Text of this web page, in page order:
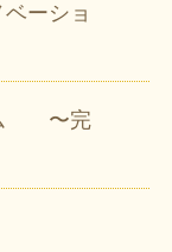
ーショ
ム 〜完